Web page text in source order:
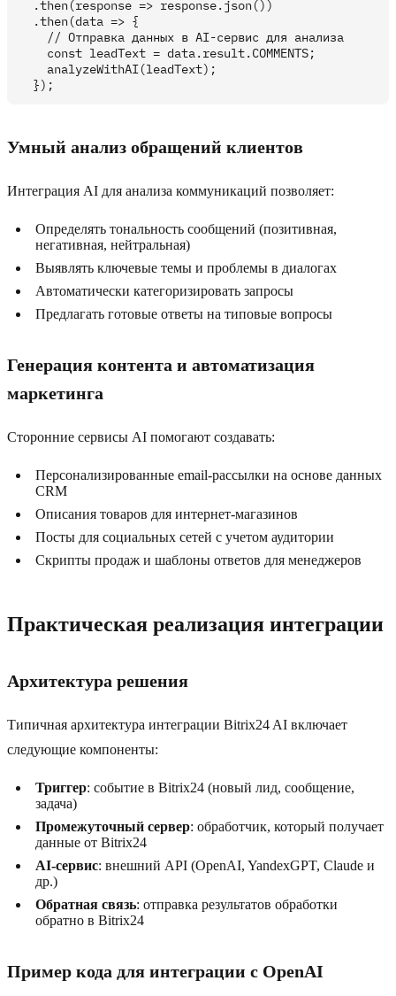
  .then(response => response.json())
  .then(data => {
    // Отправка данных в AI-сервис для анализа
    const leadText = data.result.COMMENTS;
    analyzeWithAI(leadText);
Умный анализ обращений клиентов
Интеграция AI для анализа коммуникаций позволяет:
Определять тональность сообщений (позитивная,
негативная, нейтральная)
Выявлять ключевые темы и проблемы в диалогах
Автоматически категоризировать запросы
Предлагать готовые ответы на типовые вопросы
Генерация контента и автоматизация
маркетинга
Сторонние сервисы AI помогают создавать:
Персонализированные email-рассылки на основе данных
CRM
Описания товаров для интернет-магазинов
Посты для социальных сетей с учетом аудитории
Скрипты продаж и шаблоны ответов для менеджеров
Практическая реализация интеграции
Архитектура решения
Типичная архитектура интеграции Bitrix24 AI включает
следующие компоненты:
Триггер: событие в Bitrix24 (новый лид, сообщение,
задача)
Промежуточный сервер: обработчик, который получает
данные от Bitrix24
AI-сервис: внешний API (OpenAI, YandexGPT, Claude и
др.)
Обратная связь: отправка результатов обработки
обратно в Bitrix24
Пример кода для интеграции с OpenAI